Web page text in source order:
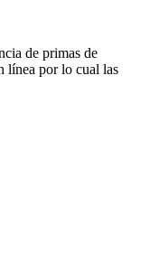
de primas de
línea por lo cual las